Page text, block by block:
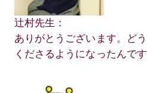
辻村先生：
ありがとうございます。ど
くださるようになったんで